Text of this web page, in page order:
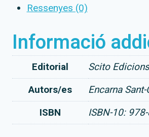
Tartària
i
de
més
enllà
(edició
digital)
Ressenyes (0)
Informació
Editorial
Scito Edicions
Autors/es
Encarna
ISBN
ISBN-10: